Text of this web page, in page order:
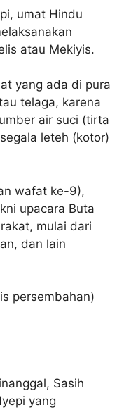
umat Hindu
atau Mekiyis.
yang ada di pura
telaga, karena
air suci (tirta
leteh (kotor)
wafat ke-9),
upacara Buta
mulai dari
dan lain
persembahan)
Sasih
yang